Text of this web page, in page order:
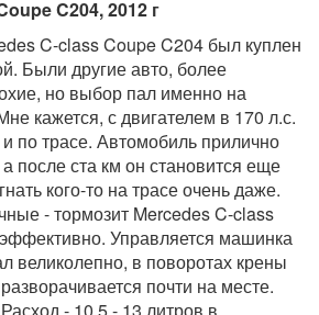
C204, 2012 г
C-class Coupe C204 был куплен
Были другие авто, более
но выбор пал именно на
кажется, с двигателем в 170 л.с.
и по трасе. Автомобиль прилично
а после ста км он становится еще
кого-то на трасе очень даже.
- тормозит Mercedes C-class
Управляется машинка
великолепно, в поворотах крены
почти на месте.
- 10.5 - 13 литров в